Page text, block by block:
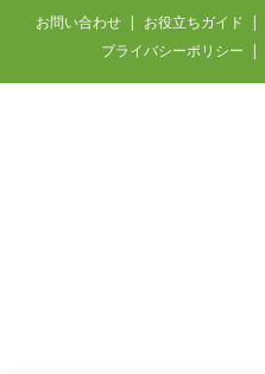
お問い合わせ お役立ちガイド
プライバシーポリシー